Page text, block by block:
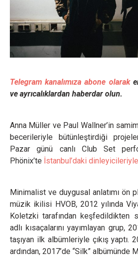
Telegram kanalımıza abone olarak
ve ayrıcalıklardan haberdar olun.
Anna Müller ve Paul Wallner’in
becerileriyle bütünleştirdiği
Pazar günü canlı Club Set
Phönix’te İstanbul’daki
Minimalist ve duygusal anlatımı ön
müzik ikilisi HVOB, 2012 yılında
Koletzki tarafından keşfedildikten
adlı kısaçalarını yayımlayan grup,
taşıyan ilk albümleriyle çıkış yaptı.
ardından, 2017’de “Silk” albümünde